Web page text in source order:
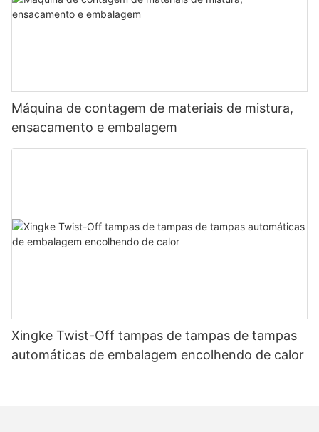
Máquina de contagem de materiais de mistura,
ensacamento e embalagem
Xingke Twist-Off tampas de tampas de tampas
automáticas de embalagem encolhendo de calor